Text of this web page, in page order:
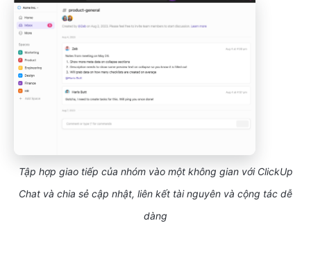
Tập hợp giao tiếp của nhóm vào một không gian với ClickUp
Chat và chia sẻ cập nhật, liên kết tài nguyên và cộng tác dễ
dàng